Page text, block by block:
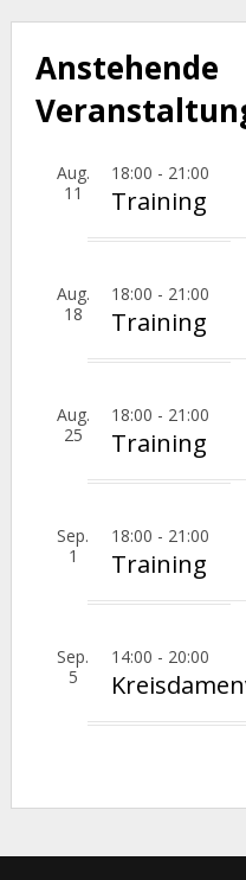
Anstehende
Aug.
11
18:00 - 21:00
Training
Aug.
18
18:00 - 21:00
Training
Aug.
25
18:00 - 21:00
Training
Sep.
1
18:00 - 21:00
Training
Sep.
5
14:00 - 20:00